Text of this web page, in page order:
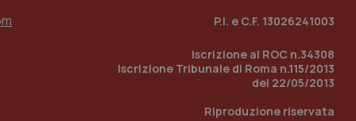
P.I. e C.F. 13026241003
Iscrizione al ROC n.34308
Iscrizione Tribunale di Roma n.115/2013
del 22/05/2013
Riproduzione riservata